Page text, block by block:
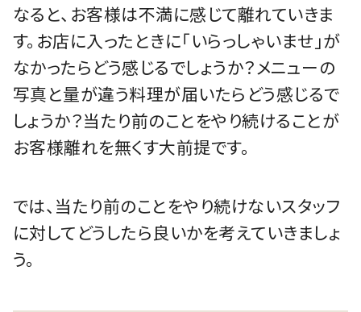
なると、お客様は不満に感じて離れていきま
す。お店に入ったときに「いらっしゃいませ」が
なかったらどう感じるでしょうか？メニューの
写真と量が違う料理が届いたらどう感じるで
しょうか？当たり前のことをやり続けることが
お客様離れを無くす大前提です。
では、当たり前のことをやり続けないスタッフ
に対してどうしたら良いかを考えていきましょ
う。